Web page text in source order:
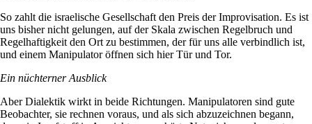
So zahlt die israelische Gesellschaft den Preis der Improvisation. Es ist
uns bisher nicht gelungen, auf der Skala zwischen Regelbruch und
Regelhaftigkeit den Ort zu bestimmen, der für uns alle verbindlich ist,
und einem Manipulator öffnen sich hier Tür und Tor.
Ein nüchterner Ausblick
Aber Dialektik wirkt in beide Richtungen. Manipulatoren sind gute
Beobachter, sie rechnen voraus, und als sich abzuzeichnen begann,